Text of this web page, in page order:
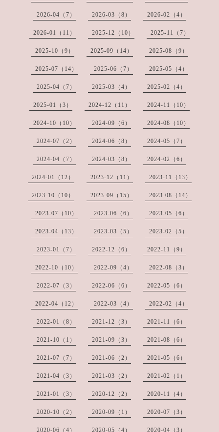
2026-04（7） 2026-03（8） 2026-02（4）
2026-01（11） 2025-12（10） 2025-11（7）
2025-10（9） 2025-09（14） 2025-08（9）
2025-07（14） 2025-06（7） 2025-05（4）
2025-04（7） 2025-03（4） 2025-02（4）
2025-01（3） 2024-12（11） 2024-11（10）
2024-10（10） 2024-09（6） 2024-08（10）
2024-07（2） 2024-06（8） 2024-05（7）
2024-04（7） 2024-03（8） 2024-02（6）
2024-01（12） 2023-12（11） 2023-11（13）
2023-10（10） 2023-09（15） 2023-08（14）
2023-07（10） 2023-06（6） 2023-05（6）
2023-04（13） 2023-03（5） 2023-02（5）
2023-01（7） 2022-12（6） 2022-11（9）
2022-10（10） 2022-09（4） 2022-08（3）
2022-07（3） 2022-06（6） 2022-05（6）
2022-04（12） 2022-03（4） 2022-02（4）
2022-01（8） 2021-12（3） 2021-11（6）
2021-10（1） 2021-09（3） 2021-08（6）
2021-07（7） 2021-06（2） 2021-05（6）
2021-04（3） 2021-03（2） 2021-02（1）
2021-01（3） 2020-12（2） 2020-11（4）
2020-10（2） 2020-09（1） 2020-07（3）
2020-06（4） 2020-05（4） 2020-04（3）